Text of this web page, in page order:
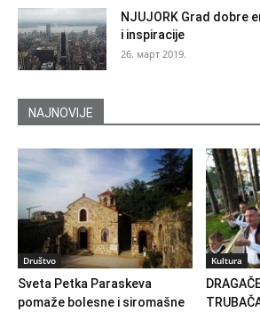
NJUJORK Grad dobre
i inspiracije
26. март 2019.
NAJNOVIJE
Društvo
Sveta Petka Paraskeva
pomaže bolesne i siromašne
Kultura